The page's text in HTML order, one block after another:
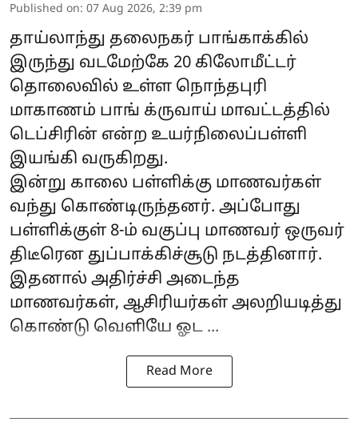
Published on: 07 Aug 2026, 2:39 pm
தாய்லாந்து தலைநகர் பாங்காக்கில்
இருந்து வடமேற்கே 20 கிலோமீட்டர்
தொலைவில் உள்ள நொந்தபுரி
மாகாணம் பாங் க்ருவாய் மாவட்டத்தில்
டெப்சிரின் என்ற உயர்நிலைப்பள்ளி
இயங்கி வருகிறது.
இன்று காலை பள்ளிக்கு மாணவர்கள்
வந்து கொண்டிருந்தனர். அப்போது
பள்ளிக்குள் 8-ம் வகுப்பு மாணவர் ஒருவர்
திடீரென துப்பாக்கிச்சூடு நடத்தினார்.
இதனால் அதிர்ச்சி அடைந்த
மாணவர்கள், ஆசிரியர்கள் அலறியடித்து
கொண்டு வெளியே ஓட ...
Read More